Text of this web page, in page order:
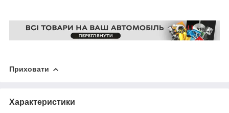
Приховати
Характеристики